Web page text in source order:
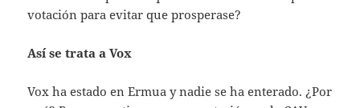
votación para evitar que prosperase?
Así se trata a Vox
Vox ha estado en Ermua y nadie se ha enterado. ¿Por